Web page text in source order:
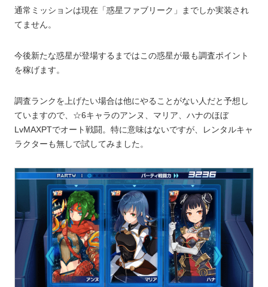
通常ミッションは現在「惑星ファブリーク」までしか実装され
てません。
今後新たな惑星が登場するまではこの惑星が最も調査ポイント
を稼げます。
調査ランクを上げたい場合は他にやることがない人だと予想し
ていますので、☆6キャラのアンヌ、マリア、ハナのほぼ
LvMAXPTでオート戦闘。特に意味はないですが、レンタルキャ
ラクターも無しで試してみました。